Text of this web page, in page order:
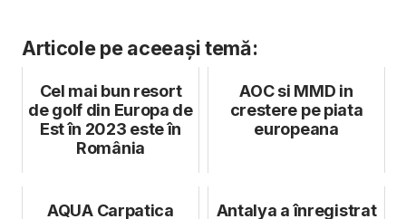
Articole pe aceeași temă:
Cel mai bun resort
de golf din Europa de
Est în 2023 este în
România
AOC si MMD in
crestere pe piata
europeana
AQUA Carpatica
Antalya a înregistrat